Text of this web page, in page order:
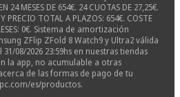
24 MESES DE 654€. 24 CUOTAS DE 27,25€.
PRECIO TOTAL A PLAZOS: 654€. COSTE
0€. Sistema de amortización
ZFlip ZFold 8 Watch9 y Ultra2 válida
31/08/2026 23:59hs en nuestras tiendas
la app, no acumulable a otras
de las formas de pago de tu
es/productos.